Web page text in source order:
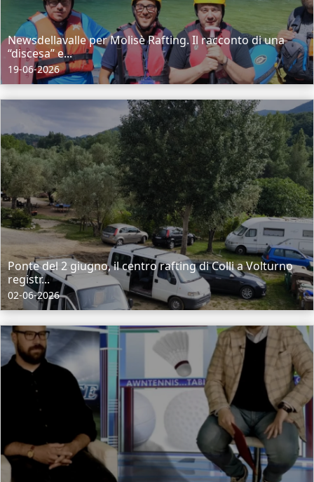
Newsdellavalle per Molisè Rafting. Il racconto di una
“discesa” e...
19-06-2026
Ponte del 2 giugno, il centro rafting di Colli a Volturno
registr...
02-06-2026